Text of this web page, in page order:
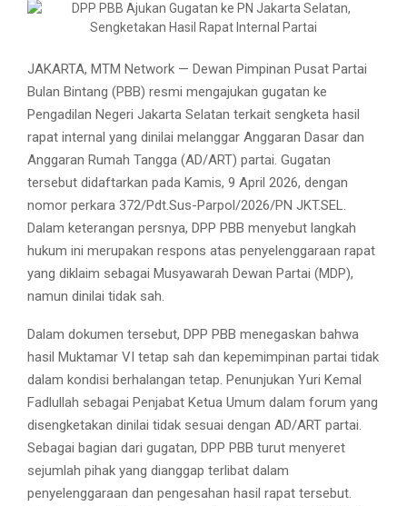
JAKARTA, MTM Network — Dewan Pimpinan Pusat Partai
Bulan Bintang (PBB) resmi mengajukan gugatan ke
Pengadilan Negeri Jakarta Selatan terkait sengketa hasil
rapat internal yang dinilai melanggar Anggaran Dasar dan
Anggaran Rumah Tangga (AD/ART) partai. Gugatan
tersebut didaftarkan pada Kamis, 9 April 2026, dengan
nomor perkara 372/Pdt.Sus-Parpol/2026/PN JKT.SEL.
Dalam keterangan persnya, DPP PBB menyebut langkah
hukum ini merupakan respons atas penyelenggaraan rapat
yang diklaim sebagai Musyawarah Dewan Partai (MDP),
namun dinilai tidak sah.
Dalam dokumen tersebut, DPP PBB menegaskan bahwa
hasil Muktamar VI tetap sah dan kepemimpinan partai tidak
dalam kondisi berhalangan tetap. Penunjukan Yuri Kemal
Fadlullah sebagai Penjabat Ketua Umum dalam forum yang
disengketakan dinilai tidak sesuai dengan AD/ART partai.
Sebagai bagian dari gugatan, DPP PBB turut menyeret
sejumlah pihak yang dianggap terlibat dalam
penyelenggaraan dan pengesahan hasil rapat tersebut.